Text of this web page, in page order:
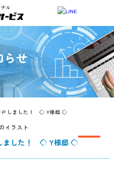
らせ
Ｐしました！ ◇ Y様邸 ◇
ました！ ◇ Y様邸 ◇